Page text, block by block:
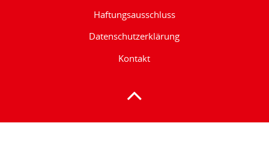
Haftungsausschluss
Datenschutzerklärung
Kontakt